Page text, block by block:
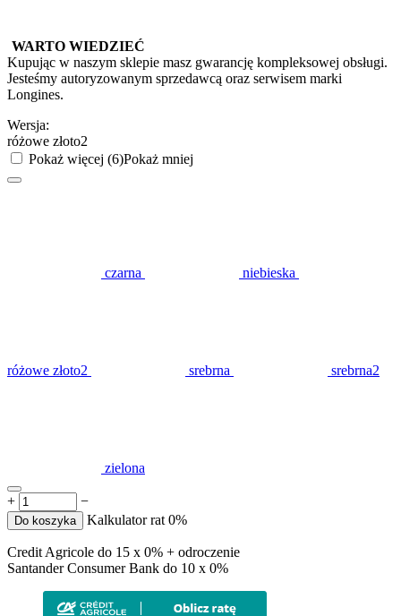
WARTO WIEDZIEĆ
Kupując w naszym sklepie masz gwarancję kompleksowej obsługi.
Jesteśmy autoryzowanym sprzedawcą oraz serwisem marki
Longines.
Wersja:
różowe złoto2
Pokaż więcej (6)Pokaż mniej
czarna niebieska
różowe złoto2 srebrna srebrna2
zielona
+ −
Do koszyka Kalkulator rat 0%
Credit Agricole do 15 x 0% + odroczenie
Santander Consumer Bank do 10 x 0%